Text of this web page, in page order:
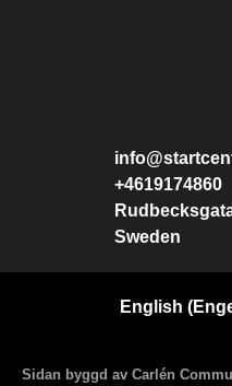
+4619174860
Sweden
English (
Sidan byggd av Carlén